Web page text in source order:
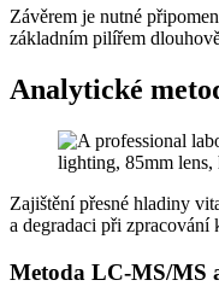
Závěrem je nutné
základním pilířem
Analytické
Zajištění přesné hladiny
a degradaci při zpracování
Metoda LC-MS/MS